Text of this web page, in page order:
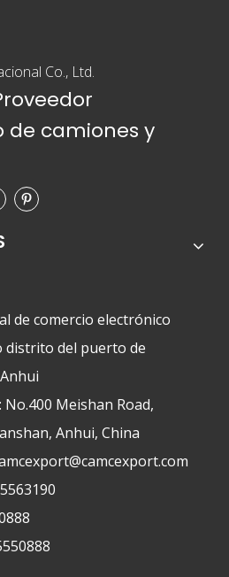
Co., Ltd.
camiones y
de comercio electrónico
del puerto de
Meishan Road,
Anhui, China